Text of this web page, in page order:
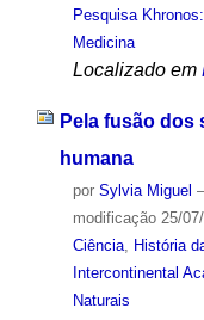
Pesquisa
Medicina
Localizado em
Pela fusão dos
humana
por Sylvia Miguel
modificação25/07/
Ciência, História
Intercontinental
Naturais